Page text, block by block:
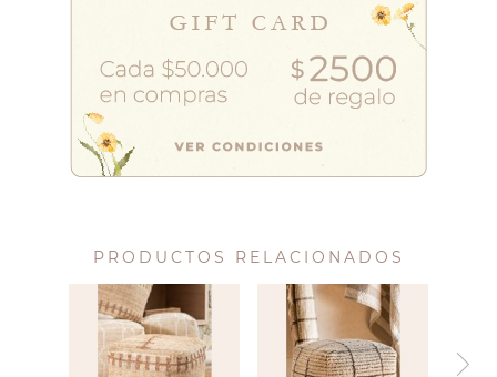
PRODUCTOS RELACIONADOS